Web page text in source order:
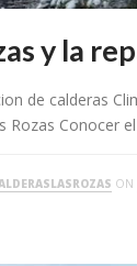
y la
de calderas
Conocer
ON